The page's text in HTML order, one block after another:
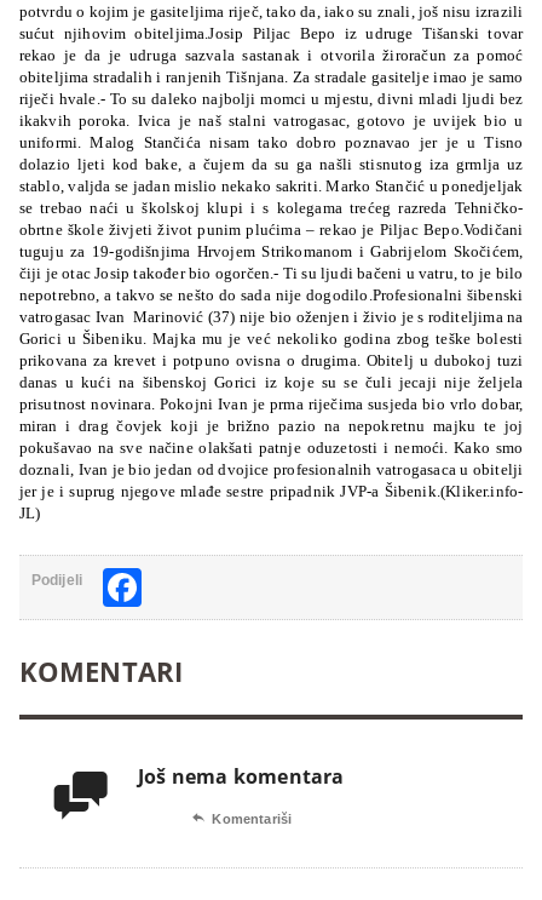
potvrdu o kojim je gasiteljima riječ, tako da, iako su znali, još nisu izrazili
sućut njihovim obiteljima.Josip Piljac Bepo iz udruge Tišanski tovar
rekao je da je udruga sazvala sastanak i otvorila žiroračun za pomoć
obiteljima stradalih i ranjenih Tišnjana. Za stradale gasitelje imao je samo
riječi hvale.- To su daleko najbolji momci u mjestu, divni mladi ljudi bez
ikakvih poroka. Ivica je naš stalni vatrogasac, gotovo je uvijek bio u
uniformi. Malog Stančića nisam tako dobro poznavao jer je u Tisno
dolazio ljeti kod bake, a čujem da su ga našli stisnutog iza grmlja uz
stablo, valjda se jadan mislio nekako sakriti. Marko Stančić u ponedjeljak
se trebao naći u školskoj klupi i s kolegama trećeg razreda Tehničko-
obrtne škole živjeti život punim plućima – rekao je Piljac Bepo.Vodičani
tuguju za 19-godišnjima Hrvojem Strikomanom i Gabrijelom Skočićem,
čiji je otac Josip također bio ogorčen.- Ti su ljudi bačeni u vatru, to je bilo
nepotrebno, a takvo se nešto do sada nije dogodilo.Profesionalni šibenski
vatrogasac Ivan Marinović (37) nije bio oženjen i živio je s roditeljima na
Gorici u Šibeniku. Majka mu je već nekoliko godina zbog teške bolesti
prikovana za krevet i potpuno ovisna o drugima. Obitelj u dubokoj tuzi
danas u kući na šibenskoj Gorici iz koje su se čuli jecaji nije željela
prisutnost novinara. Pokojni Ivan je prma riječima susjeda bio vrlo dobar,
miran i drag čovjek koji je brižno pazio na nepokretnu majku te joj
pokušavao na sve načine olakšati patnje oduzetosti i nemoći. Kako smo
doznali, Ivan je bio jedan od dvojice profesionalnih vatrogasaca u obitelji
jer je i suprug njegove mlađe sestre pripadnik JVP-a Šibenik.(Kliker.info-
JL)
Podijeli
KOMENTARI
 Još nema komentara
 Komentariši